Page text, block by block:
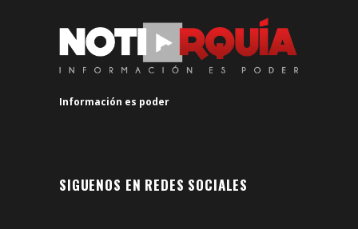
Información es poder
SIGUENOS EN REDES SOCIALES